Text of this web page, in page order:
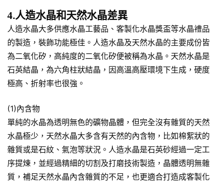
4.人造水晶和天然水晶差異
人造水晶大多供應水晶工藝品、客製化水晶獎盃等水晶禮品
的製造，裝飾功能極佳。人造水晶及天然水晶的主要成份皆
為二氧化矽，高純度的二氧化矽便被稱為水晶。天然水晶是
石英結晶，為六角柱狀結晶，因高溫高壓環境下生成，硬度
極高、折射率也很強。
(1)內含物
單純的水晶為透明無色的礦物晶體，但完全沒有雜質的天然
水晶極少，天然水晶大多含有天然的內含物，比如棉絮狀的
雜質或是石紋、氣泡等狀況。人造水晶是石英砂經過一定工
序提煉，並經過精細的切割及打磨技術製造，晶體透明無雜
質，補足天然水晶內含雜質的不足，也更適合打造成客製化